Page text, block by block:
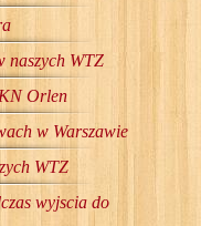
naszych WTZ
Orlen
w Warszawie
WTZ
wyjscia do